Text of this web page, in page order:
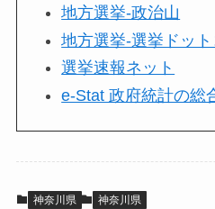
地方選挙-政治山
地方選挙-選挙ドット
選挙速報ネット
e-Stat 政府統計の総
神奈川県 神奈川県